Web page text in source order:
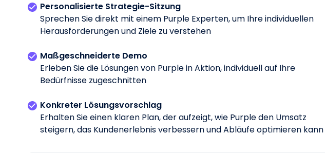
Personalisierte Strategie-Sitzung
Sprechen Sie direkt mit einem Purple Experten, um Ihre individuellen
Herausforderungen und Ziele zu verstehen
Maßgeschneiderte Demo
Erleben Sie die Lösungen von Purple in Aktion, individuell auf Ihre
Bedürfnisse zugeschnitten
Konkreter Lösungsvorschlag
Erhalten Sie einen klaren Plan, der aufzeigt, wie Purple den Umsatz
steigern, das Kundenerlebnis verbessern und Abläufe optimieren kann